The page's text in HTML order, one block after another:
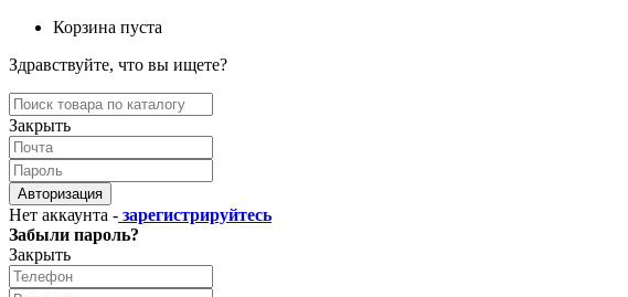
Корзина пуста
Здравствуйте, что вы ищете?
Закрыть
Авторизация
Нет аккаунта - зарегистрируйтесь
Забыли пароль?
Закрыть